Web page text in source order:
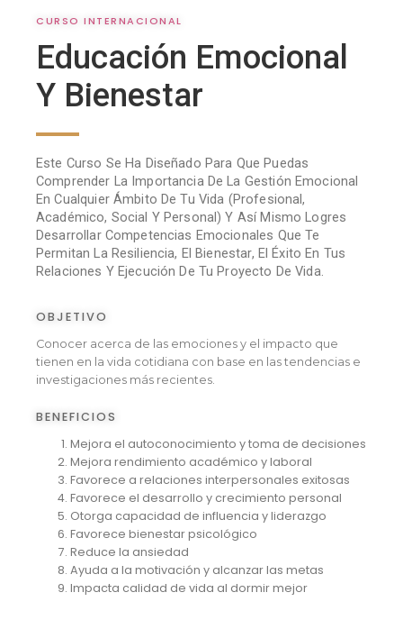
CURSO INTERNACIONAL
Educación Emocional
Y Bienestar
Este Curso Se Ha Diseñado Para Que Puedas
Comprender La Importancia De La Gestión Emocional
En Cualquier Ámbito De Tu Vida (Profesional,
Académico, Social Y Personal) Y Así Mismo Logres
Desarrollar Competencias Emocionales Que Te
Permitan La Resiliencia, El Bienestar, El Éxito En Tus
Relaciones Y Ejecución De Tu Proyecto De Vida.
OBJETIVO
Conocer acerca de las emociones y el impacto que
tienen en la vida cotidiana con base en las tendencias e
investigaciones más recientes.
BENEFICIOS
Mejora el autoconocimiento y toma de decisiones
Mejora rendimiento académico y laboral
Favorece a relaciones interpersonales exitosas
Favorece el desarrollo y crecimiento personal
Otorga capacidad de influencia y liderazgo
Favorece bienestar psicológico
Reduce la ansiedad
Ayuda a la motivación y alcanzar las metas
Impacta calidad de vida al dormir mejor